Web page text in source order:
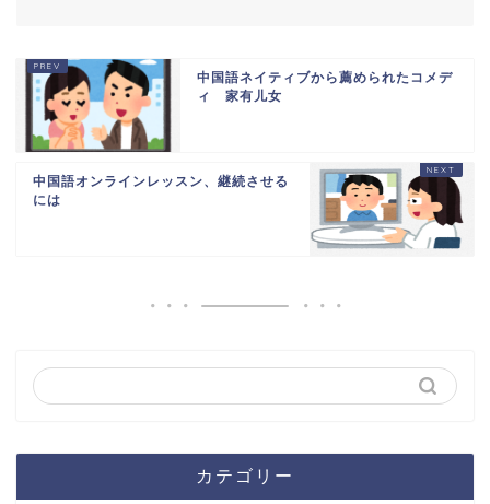
中国語ネイティブから薦められたコメデ
ィ 家有儿女
中国語オンラインレッスン、継続させる
には
カテゴリー